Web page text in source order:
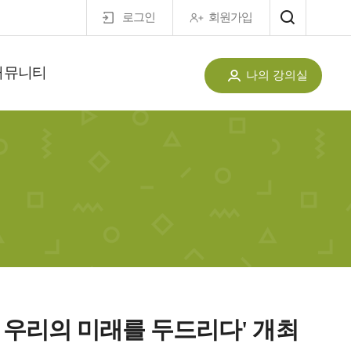
로그인 회원가입
나의 강의실
니티
리의 미래를 두드리다' 개최